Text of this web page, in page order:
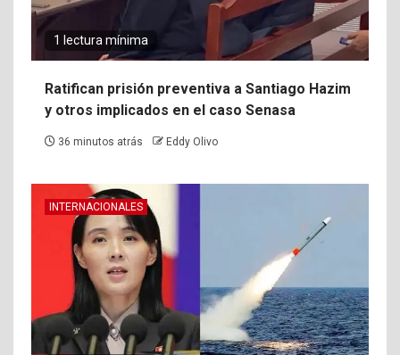
1 lectura mínima
Ratifican prisión preventiva a Santiago Hazim
y otros implicados en el caso Senasa
36 minutos atrás Eddy Olivo
INTERNACIONALES